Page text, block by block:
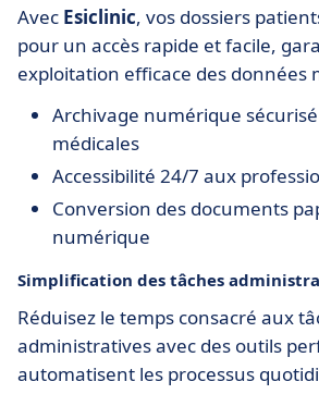
Avec Esiclinic, vos dossiers
pour un accès rapide et facile,
exploitation efficace des données
Archivage numérique
médicales
Accessibilité 24/7 aux
Conversion des documents
numérique
Simplification des tâches
Réduisez le temps consacré aux
administratives avec des outils
automatisent les processus